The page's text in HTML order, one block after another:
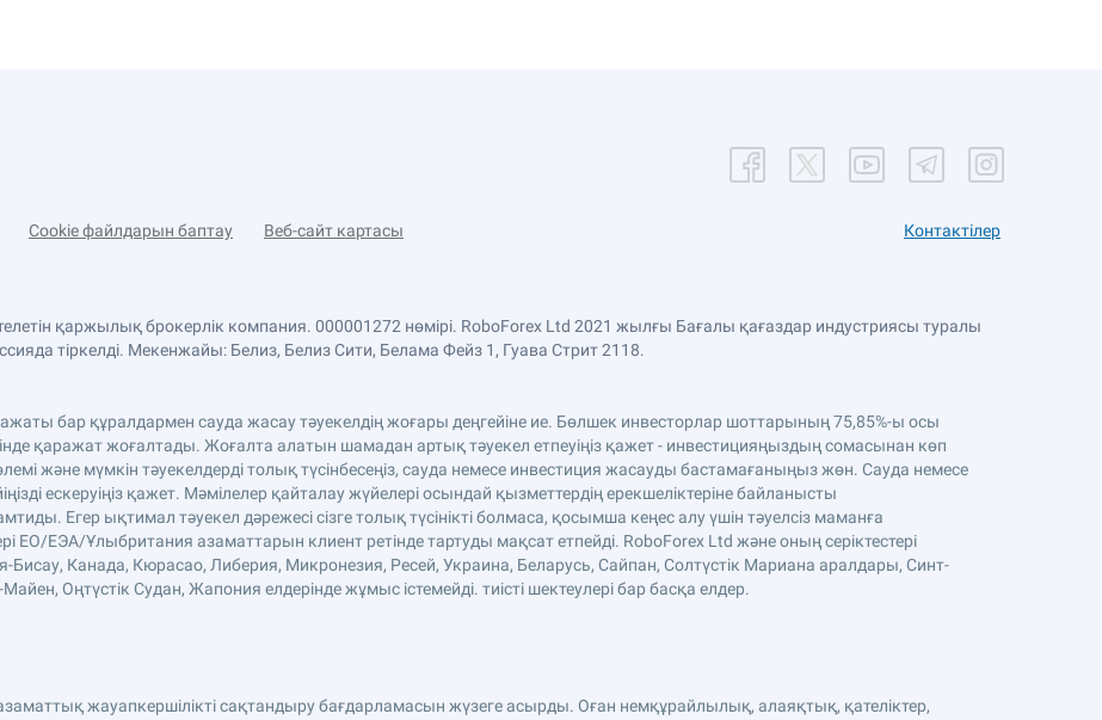
Cookie файлдарын баптау Веб-сайт картасы Контактілер
қаржылық брокерлік компания. 000001272 нөмірі. RoboForex Ltd 2021 жылғы Бағалы қағаздар индустриясы туралы
тіркелді. Мекенжайы: Белиз, Белиз Сити, Белама Фейз 1, Гуава Стрит 2118.
бар құралдармен сауда жасау тәуекелдің жоғары деңгейіне ие. Бөлшек инвесторлар шоттарының 75,85%-ы осы
қаражат жоғалтады. Жоғалта алатын шамадан артық тәуекел етпеуіңіз қажет - инвестицияңыздың сомасынан көп
және мүмкін тәуекелдерді толық түсінбесеңіз, сауда немесе инвестиция жасауды бастамағаныңыз жөн. Сауда немесе
ескеруіңіз қажет. Мәмілелер қайталау жүйелері осындай қызметтердің ерекшеліктеріне байланысты
Егер ықтимал тәуекел дәрежесі сізге толық түсінікті болмаса, қосымша кеңес алу үшін тәуелсіз маманға
ЕО/ЕЭА/Ұлыбритания азаматтарын клиент ретінде тартуды мақсат етпейді. RoboForex Ltd және оның серіктестері
Канада, Кюрасао, Либерия, Микронезия, Ресей, Украина, Беларусь, Сайпан, Солтүстік Мариана аралдары, Синт-
Оңтүстік Судан, Жапония елдерінде жұмыс істемейді. тиісті шектеулері бар басқа елдер.
жауапкершілікті сақтандыру бағдарламасын жүзеге асырды. Оған немқұрайлылық, алаяқтық, қателіктер,